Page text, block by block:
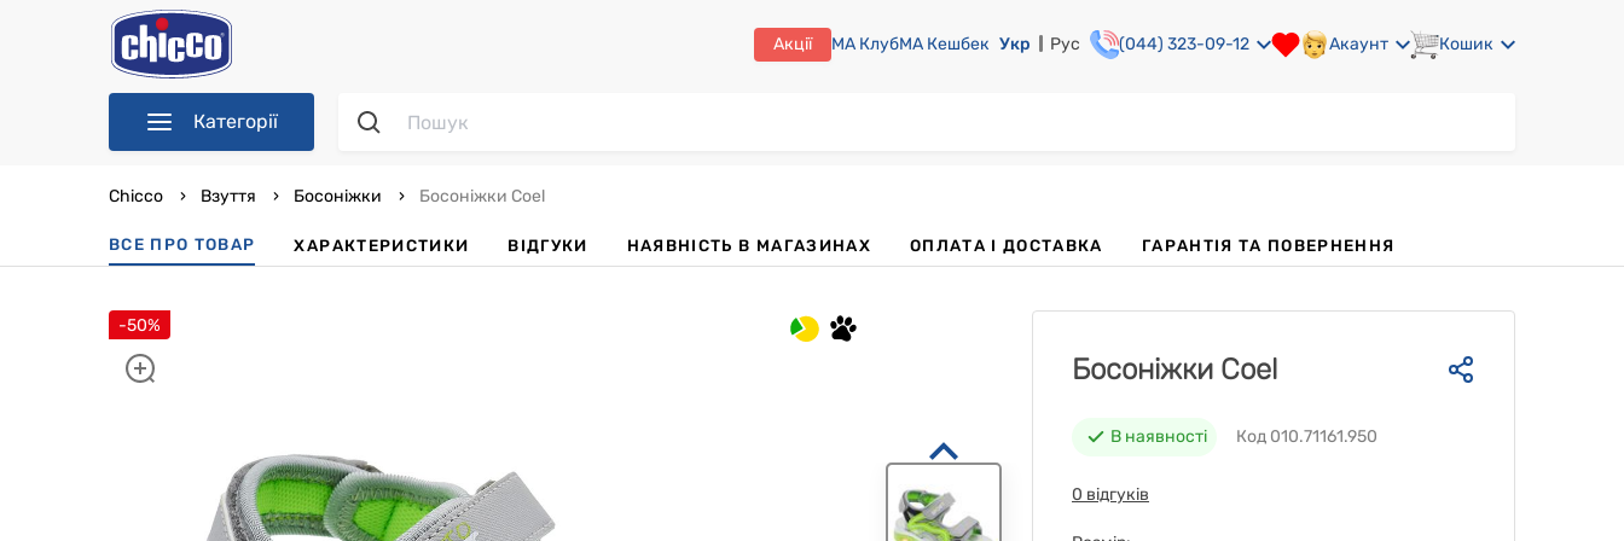
Акції МА КлубМА Кешбек Укр Рус (044) 323-09-12 Акаунт Кошик
Категорії
Chicco Взуття Босоніжки Босоніжки Coel
ВСЕ ПРО ТОВАР ХАРАКТЕРИСТИКИ ВІДГУКИ НАЯВНІСТЬ В МАГАЗИНАХ OПЛАТА І ДОСТАВКА ГАРАНТІЯ ТА ПОВЕРНЕННЯ
-50%
Босоніжки Coel
В наявності Код 010.71161.950
0 відгуків